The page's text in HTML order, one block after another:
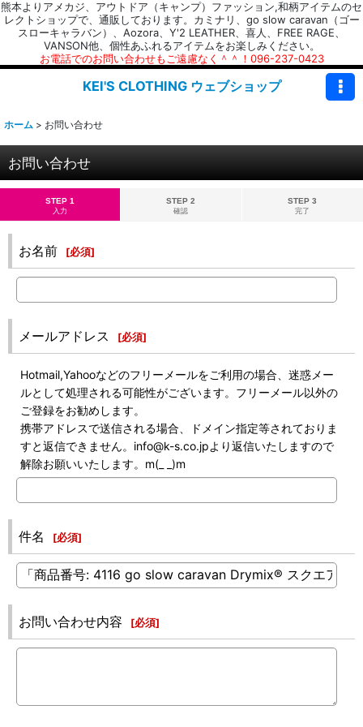
熊本よりアメカジ、アウトドア（キャンプ）ファッション,和柄アイテムのセ
レクトショップで、通販しております。カミナリ、go slow caravan（ゴー
スローキャラバン）、Aozora、Y'2 LEATHER、喜人、FREE RAGE、
VANSON他、個性あふれるアイテムをお楽しみください。
お電話でのお問い合わせもご遠慮なく＾＾！096-237-0423
KEI'S CLOTHING ウェブショップ
ホーム > お問い合わせ
お問い合わせ
STEP 1
入力
STEP 2
確認
STEP 3
完了
お名前 [必須]
メールアドレス [必須]
Hotmail,Yahooなどのフリーメールをご利用の場合、迷惑メー
ルとして処理される可能性がございます。フリーメール以外の
ご登録をお勧めします。
携帯アドレスで送信される場合、ドメイン指定等されておりま
すと返信できません。info@k-s.co.jpより返信いたしますので
解除お願いいたします。m(_ _)m
件名 [必須]
お問い合わせ内容 [必須]